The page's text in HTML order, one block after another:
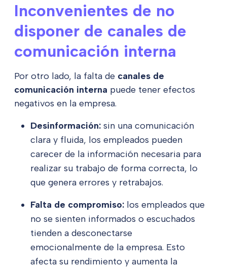
Inconvenientes de no
disponer de canales de
comunicación interna
Por otro lado, la falta de canales de
comunicación interna puede tener efectos
negativos en la empresa.
Desinformación: sin una comunicación
clara y fluida, los empleados pueden
carecer de la información necesaria para
realizar su trabajo de forma correcta, lo
que genera errores y retrabajos.
Falta de compromiso: los empleados que
no se sienten informados o escuchados
tienden a desconectarse
emocionalmente de la empresa. Esto
afecta su rendimiento y aumenta la